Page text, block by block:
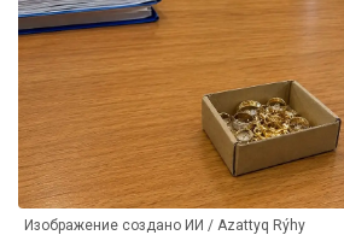
Изображение создано ИИ / Azattyq Rýhy